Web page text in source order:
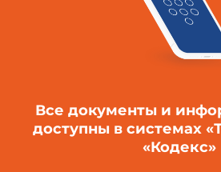
Все документы и
доступны в системах
«Кодекс»